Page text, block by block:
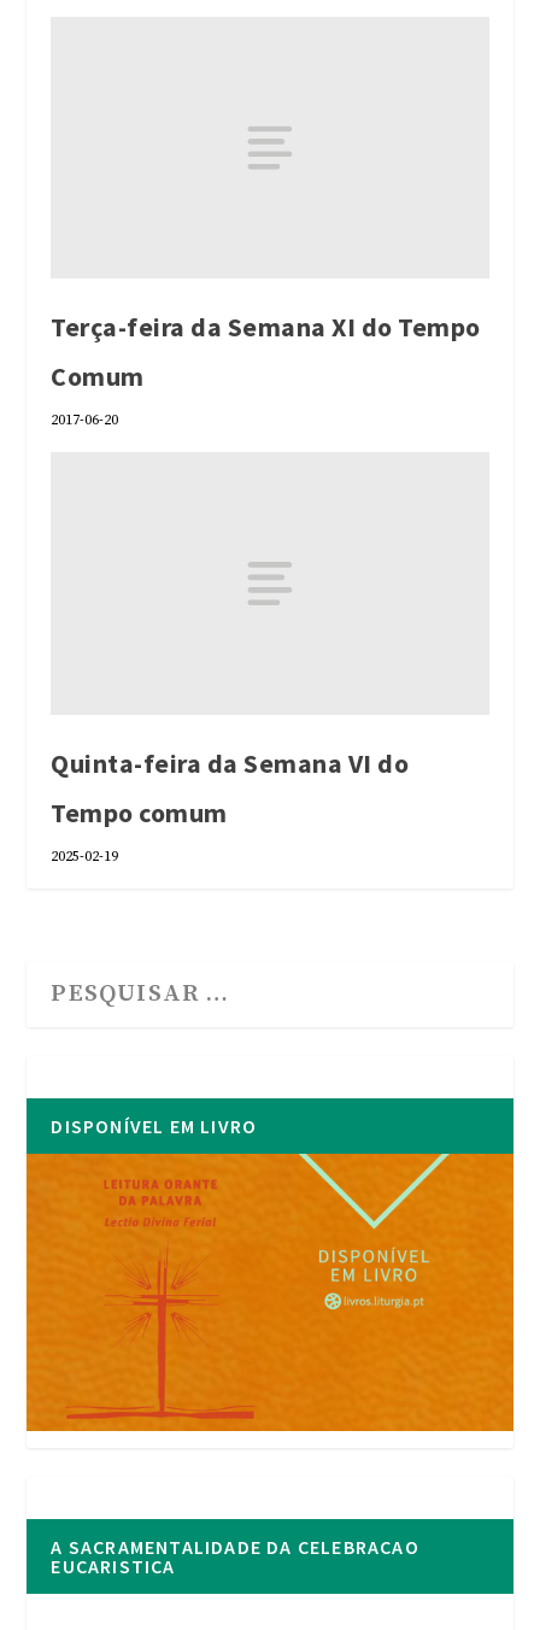
Terça-feira da Semana XI do Tempo
Comum
2017-06-20
Quinta-feira da Semana VI do
Tempo comum
2025-02-19
DISPONÍVEL EM LIVRO
A SACRAMENTALIDADE DA CELEBRACAO
EUCARISTICA